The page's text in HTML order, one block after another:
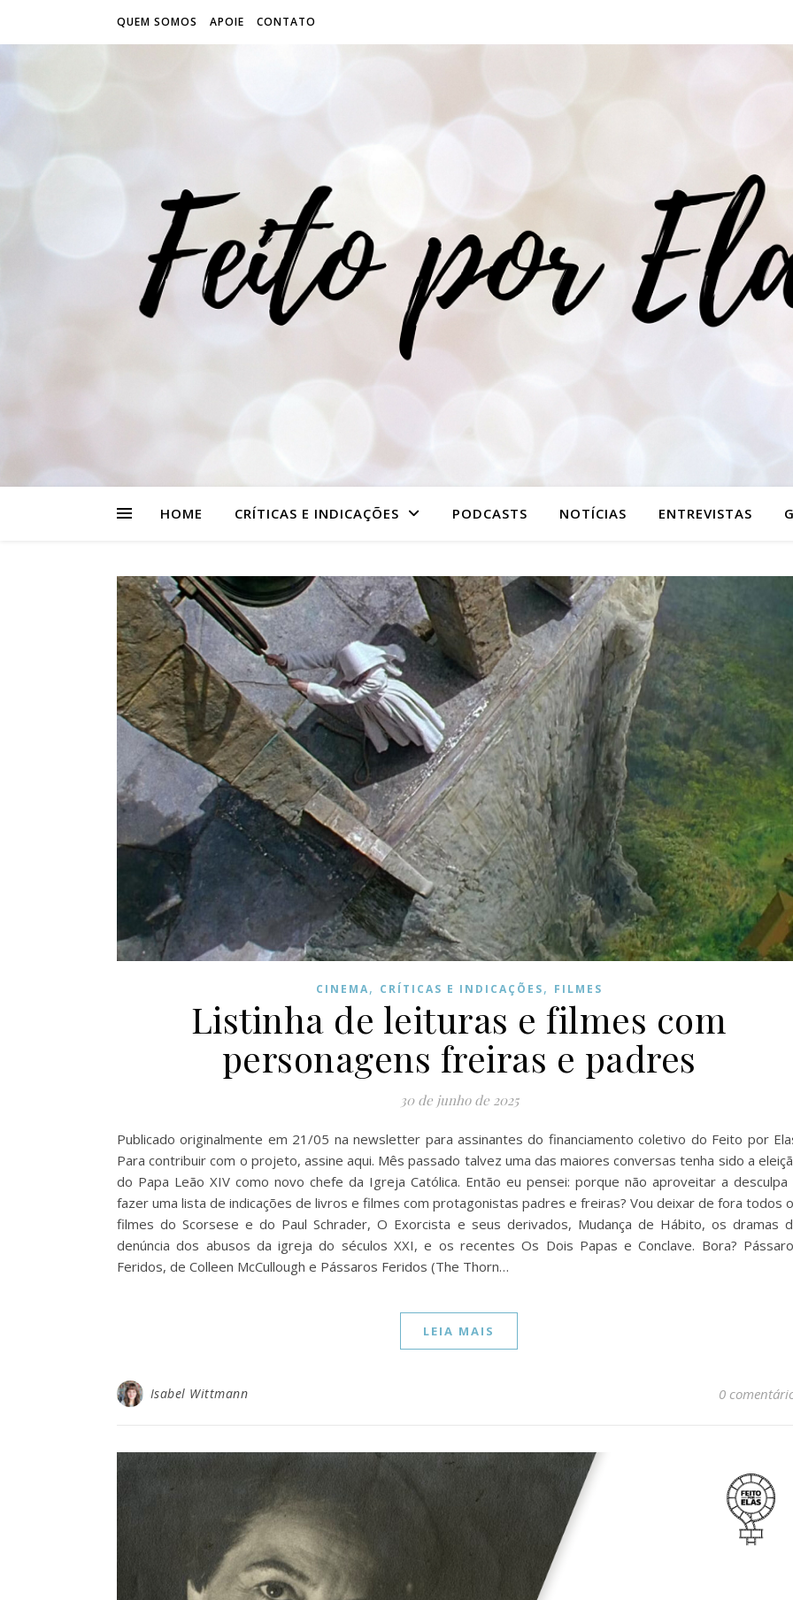
QUEM SOMOS APOIE CONTATO
HOME CRÍTICAS E INDICAÇÕES PODCASTS NOTÍCIAS ENTREVISTAS
CINEMA, CRÍTICAS E INDICAÇÕES, FILMES
Listinha de leituras e filmes com
personagens freiras e padres
30 de junho de 2025
Publicado originalmente em 21/05 na newsletter para assinantes do financiamento coletivo do Feito por
Para contribuir com o projeto, assine aqui. Mês passado talvez uma das maiores conversas tenha sido a
do Papa Leão XIV como novo chefe da Igreja Católica. Então eu pensei: porque não aproveitar a desculpa
fazer uma lista de indicações de livros e filmes com protagonistas padres e freiras? Vou deixar de fora todos
filmes do Scorsese e do Paul Schrader, O Exorcista e seus derivados, Mudança de Hábito, os dramas
denúncia dos abusos da igreja do séculos XXI, e os recentes Os Dois Papas e Conclave. Bora?
Feridos, de Colleen McCullough e Pássaros Feridos (The Thorn…
LEIA MAIS
Isabel Wittmann 0